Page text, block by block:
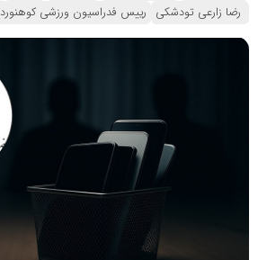
رضا زارعی تودشکی رییس فدراسیون ورزشی